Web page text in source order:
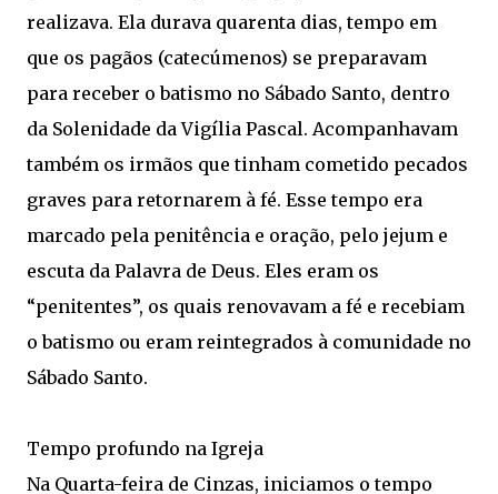
realizava. Ela durava quarenta dias, tempo em
que os pagãos (catecúmenos) se preparavam
para receber o batismo no Sábado Santo, dentro
da Solenidade da Vigília Pascal. Acompanhavam
também os irmãos que tinham cometido pecados
graves para retornarem à fé. Esse tempo era
marcado pela penitência e oração, pelo jejum e
escuta da Palavra de Deus. Eles eram os
“penitentes”, os quais renovavam a fé e recebiam
o batismo ou eram reintegrados à comunidade no
Sábado Santo.
Tempo profundo na Igreja
Na Quarta-feira de Cinzas, iniciamos o tempo